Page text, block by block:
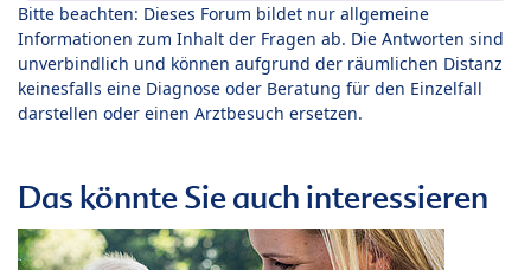
Bitte beachten: Dieses Forum bildet nur allgemeine
Informationen zum Inhalt der Fragen ab. Die Antworten sind
unverbindlich und können aufgrund der räumlichen Distanz
keinesfalls eine Diagnose oder Beratung für den Einzelfall
darstellen oder einen Arztbesuch ersetzen.
Das könnte Sie auch interessieren